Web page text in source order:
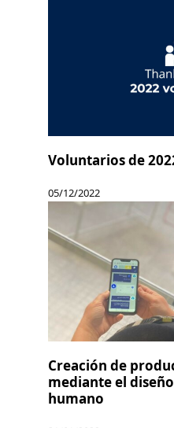
Voluntarios de
05/12/2022
Creación de
mediante el
humano